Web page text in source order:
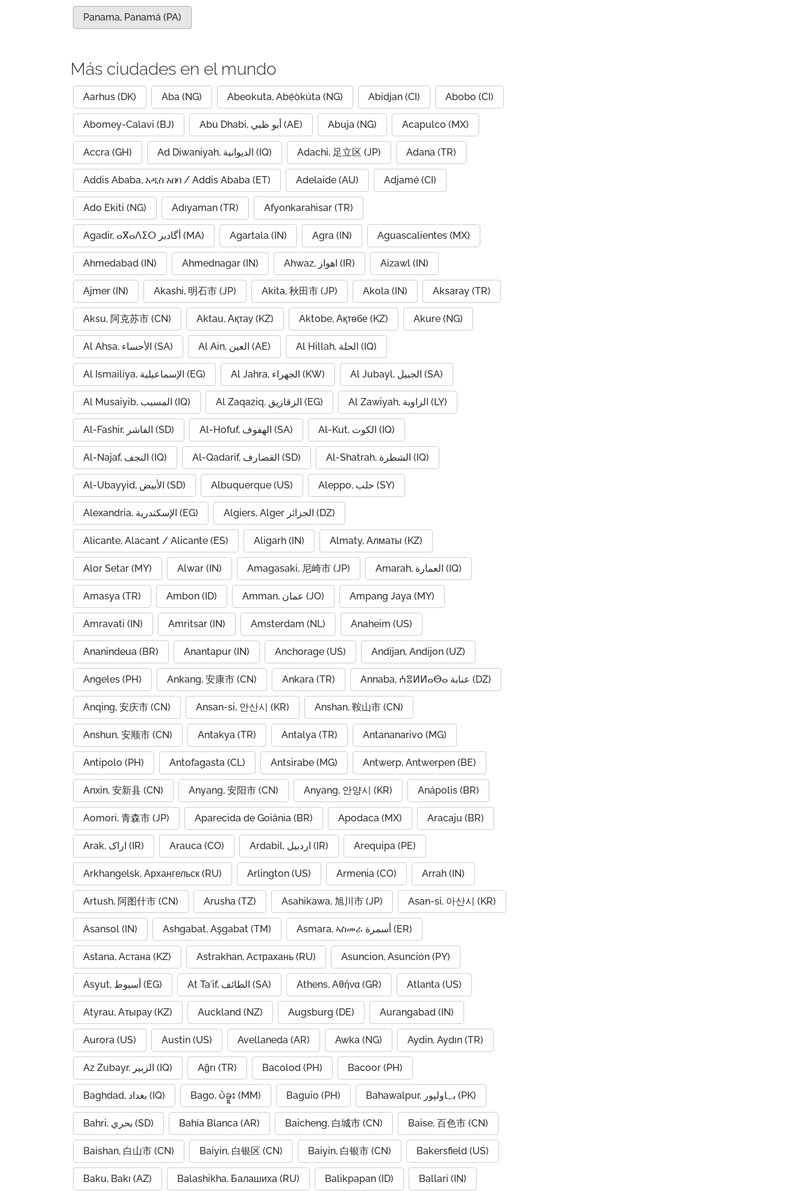
Panama, Panamá (PA)
Más ciudades en el mundo
Aarhus (DK) Aba (NG) Abeokuta, Abẹ́òkúta (NG) Abidjan (CI) Abobo (CI)
Abomey-Calavi (BJ) Abu Dhabi, أبو ظبي (AE) Abuja (NG) Acapulco (MX)
Accra (GH) Ad Diwaniyah, الديوانية (IQ) Adachi, 足立区 (JP) Adana (TR)
Addis Ababa, አዲስ አበባ / Addis Ababa (ET) Adelaide (AU) Adjamé (CI)
Ado Ekiti (NG) Adıyaman (TR) Afyonkarahisar (TR)
Agadir, ⴰⴳⴰⴷⵉⵔ أگادیر (MA) Agartala (IN) Agra (IN) Aguascalientes (MX)
Ahmedabad (IN) Ahmednagar (IN) Ahwaz, اهواز (IR) Aizawl (IN)
Ajmer (IN) Akashi, 明石市 (JP) Akita, 秋田市 (JP) Akola (IN) Aksaray (TR)
Aksu, 阿克苏市 (CN) Aktau, Ақтау (KZ) Aktobe, Ақтөбе (KZ) Akure (NG)
Al Ahsa, الأحساء (SA) Al Ain, العين (AE) Al Hillah, الحلة (IQ)
Al Ismailiya, الإسماعيلية (EG) Al Jahra, الجهراء (KW) Al Jubayl, الجبيل (SA)
Al Musaiyib, المسيب (IQ) Al Zaqaziq, الزقازيق (EG) Al Zawiyah, الزاوية (LY)
Al-Fashir, الفاشر (SD) Al-Hofuf, الهفوف (SA) Al-Kut, الكوت (IQ)
Al-Najaf, النجف (IQ) Al-Qadarif, القضارف (SD) Al-Shatrah, الشطرة (IQ)
Al-Ubayyid, الأبيض (SD) Albuquerque (US) Aleppo, حلب (SY)
Alexandria, الإسكندرية (EG) Algiers, Alger الجزائر (DZ)
Alicante, Alacant / Alicante (ES) Aligarh (IN) Almaty, Алматы (KZ)
Alor Setar (MY) Alwar (IN) Amagasaki, 尼崎市 (JP) Amarah, العمارة (IQ)
Amasya (TR) Ambon (ID) Amman, عمان (JO) Ampang Jaya (MY)
Amravati (IN) Amritsar (IN) Amsterdam (NL) Anaheim (US)
Ananindeua (BR) Anantapur (IN) Anchorage (US) Andijan, Andijon (UZ)
Angeles (PH) Ankang, 安康市 (CN) Ankara (TR) Annaba, ⵄⴻⵍⵍⴰⴱⴰ عنابة (DZ)
Anqing, 安庆市 (CN) Ansan-si, 안산시 (KR) Anshan, 鞍山市 (CN)
Anshun, 安顺市 (CN) Antakya (TR) Antalya (TR) Antananarivo (MG)
Antipolo (PH) Antofagasta (CL) Antsirabe (MG) Antwerp, Antwerpen (BE)
Anxin, 安新县 (CN) Anyang, 安阳市 (CN) Anyang, 안양시 (KR) Anápolis (BR)
Aomori, 青森市 (JP) Aparecida de Goiânia (BR) Apodaca (MX) Aracaju (BR)
Arak, اراک (IR) Arauca (CO) Ardabil, اردبیل (IR) Arequipa (PE)
Arkhangelsk, Архангельск (RU) Arlington (US) Armenia (CO) Arrah (IN)
Artush, 阿图什市 (CN) Arusha (TZ) Asahikawa, 旭川市 (JP) Asan-si, 아산시 (KR)
Asansol (IN) Ashgabat, Aşgabat (TM) Asmara, ኣስመራ أسمرة (ER)
Astana, Астана (KZ) Astrakhan, Астрахань (RU) Asuncion, Asunción (PY)
Asyut, أسيوط (EG) At Ta'if, الطائف (SA) Athens, Αθήνα (GR) Atlanta (US)
Atyrau, Атырау (KZ) Auckland (NZ) Augsburg (DE) Aurangabad (IN)
Aurora (US) Austin (US) Avellaneda (AR) Awka (NG) Aydin, Aydın (TR)
Az Zubayr, الزبير (IQ) Ağrı (TR) Bacolod (PH) Bacoor (PH)
Baghdad, بغداد (IQ) Bago, ပဲခူး (MM) Baguio (PH) Bahawalpur, بہاولپور (PK)
Bahri, بحري (SD) Bahía Blanca (AR) Baicheng, 白城市 (CN) Baise, 百色市 (CN)
Baishan, 白山市 (CN) Baiyin, 白银区 (CN) Baiyin, 白银市 (CN) Bakersfield (US)
Baku, Bakı (AZ) Balashikha, Балашиха (RU) Balikpapan (ID) Ballari (IN)